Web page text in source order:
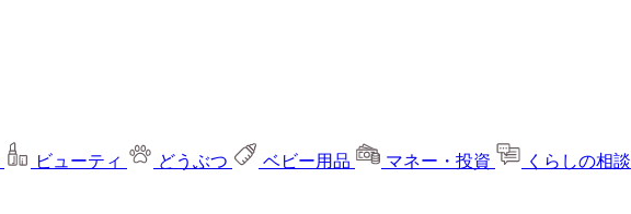
ビューティ どうぶつ ベビー用品 マネー・投資 くらしの相談